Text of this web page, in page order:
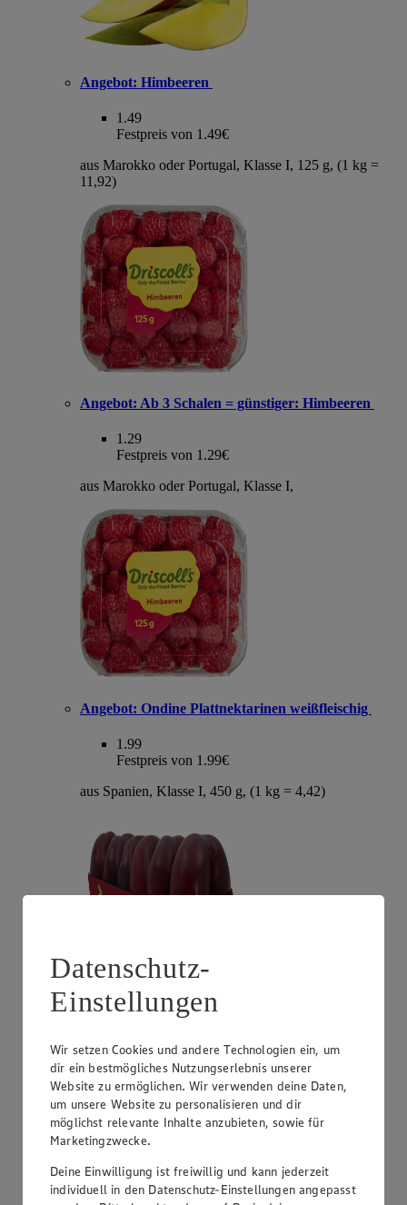
Angebot: Himbeeren
1.49
Festpreis von 1.49€
aus Marokko oder Portugal, Klasse I, 125 g, (1 kg =
11,92)
Angebot: Ab 3 Schalen = günstiger: Himbeeren
1.29
Festpreis von 1.29€
aus Marokko oder Portugal, Klasse I,
Angebot: Ondine Plattnektarinen weißfleischig
1.99
Festpreis von 1.99€
aus Spanien, Klasse I, 450 g, (1 kg = 4,42)
Angebot:Unsere Heimat Zucchini
1.49
Festpreis von 1.49€
aus Süddeutschland, Klasse I, 1 kg
Datenschutz-
Einstellungen
Wir setzen Cookies und andere Technologien ein, um
dir ein bestmögliches Nutzungserlebnis unserer
Website zu ermöglichen. Wir verwenden deine Daten,
um unsere Website zu personalisieren und dir
möglichst relevante Inhalte anzubieten, sowie für
Marketingzwecke.
Deine Einwilligung ist freiwillig und kann jederzeit
individuell in den Datenschutz-Einstellungen angepasst